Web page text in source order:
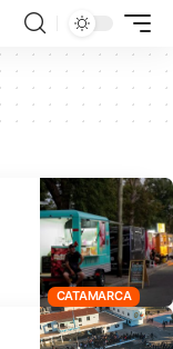
CATAMARCA